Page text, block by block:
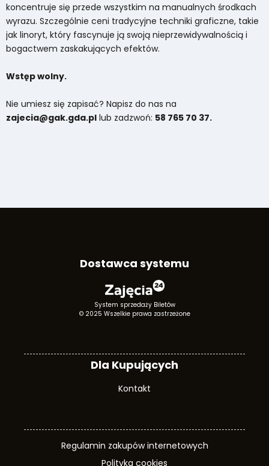
koncentruje się przede wszystkim na manualnych środkach
wyrazu. Szczególnie ceni tradycyjne techniki graficzne, takie
jak linoryt, który fascynuje ją swoją nieprzewidywalnością i
bogactwem zaskakujących efektów.
Wstęp wolny.
Nie umiesz się zapisać? Napisz do nas na
zajecia@gak.gda.pl lub zadzwoń: 58 765 70 37.
Dostawca systemu
System sprzedaży Biletów
© 2025 Wszelkie prawa zastrzeżone
Dla Kupujących
Kontakt
Regulamin zakupów internetowych
Polityka cookies